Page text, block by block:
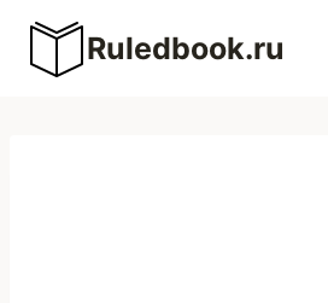
Перейти
содержимому
Ruledbook.ru